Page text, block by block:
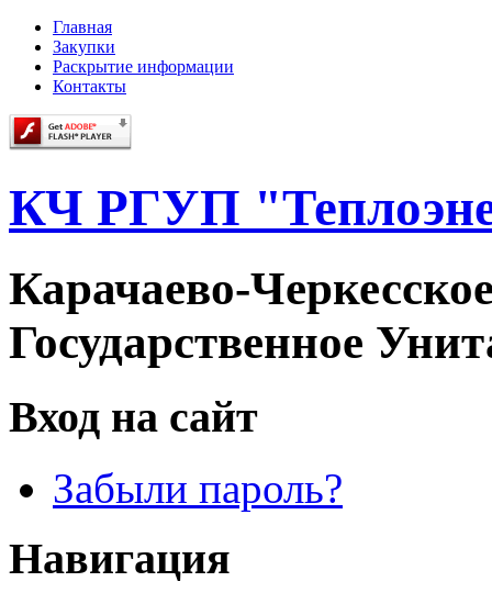
Главная
Закупки
Раскрытие информации
Контакты
КЧ РГУП
Карачаево-
Государственное
Вход на сайт
Забыли пароль?
Навигация